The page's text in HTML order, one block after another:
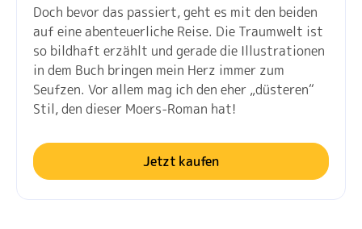
Doch bevor das passiert, geht es mit den beiden
auf eine abenteuerliche Reise. Die Traumwelt ist
so bildhaft erzählt und gerade die Illustrationen
in dem Buch bringen mein Herz immer zum
Seufzen. Vor allem mag ich den eher „düsteren“
Stil, den dieser Moers-Roman hat!
Jetzt kaufen